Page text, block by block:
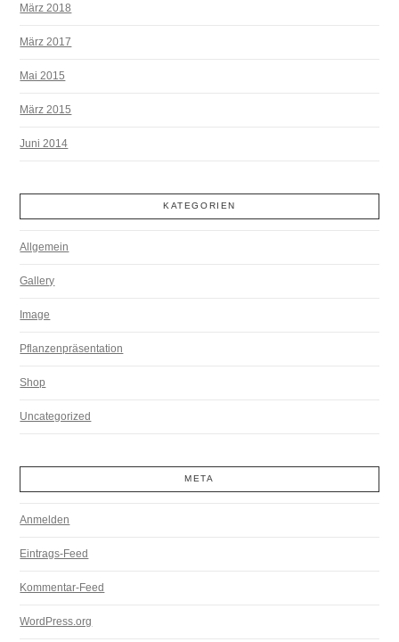
März 2018
März 2017
Mai 2015
März 2015
Juni 2014
KATEGORIEN
Allgemein
Gallery
Image
Pflanzenpräsentation
Shop
Uncategorized
META
Anmelden
Eintrags-Feed
Kommentar-Feed
WordPress.org